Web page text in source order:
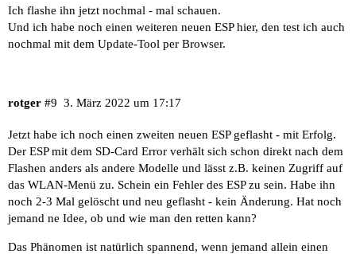
Ich flashe ihn jetzt nochmal - mal schauen.
Und ich habe noch einen weiteren neuen ESP hier, den test ich auch
nochmal mit dem Update-Tool per Browser.
rotger 3. März 2022 um 17:17
#9
Jetzt habe ich noch einen zweiten neuen ESP geflasht - mit Erfolg.
Der ESP mit dem SD-Card Error verhält sich schon direkt nach dem
Flashen anders als andere Modelle und lässt z.B. keinen Zugriff auf
das WLAN-Menü zu. Schein ein Fehler des ESP zu sein. Habe ihn
noch 2-3 Mal gelöscht und neu geflasht - kein Änderung. Hat noch
jemand ne Idee, ob und wie man den retten kann?
Das Phänomen ist natürlich spannend, wenn jemand allein einen